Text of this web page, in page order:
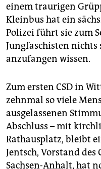
einem traurigen
Kleinbus hat ein
Polizei führt sie zum
Jungfaschisten
anzufangen wissen.
Zum ersten CSD in
zehnmal so viele
ausgelassenen
Abschluss – mit
Rathausplatz, bleibt
Jentsch, Vorstand
Sachsen-Anhalt, hat